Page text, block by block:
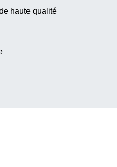
haute qualité